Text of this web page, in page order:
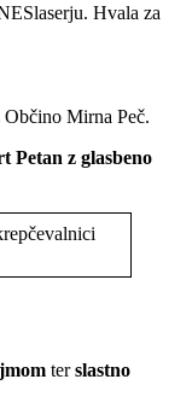
Hvala za
Mirna Peč.
Petan z glasbeno
terslastno